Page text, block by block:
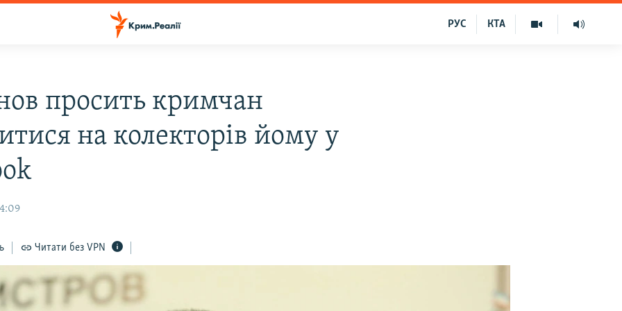
КТА
РУС
просить кримчан
на колекторів йому у
Читати без VPN